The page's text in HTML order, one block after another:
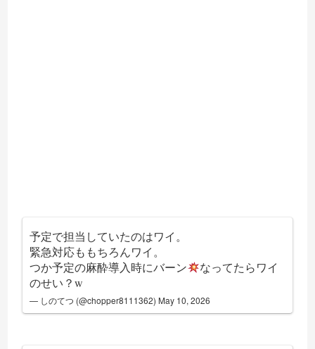
予定で担当していたのはワイ。
緊急対応ももちろんワイ。
つか予定の麻酔導入時にバーン
なってたらワイ
のせい？w
— しのてつ (@chopper8111362) May 10, 2026